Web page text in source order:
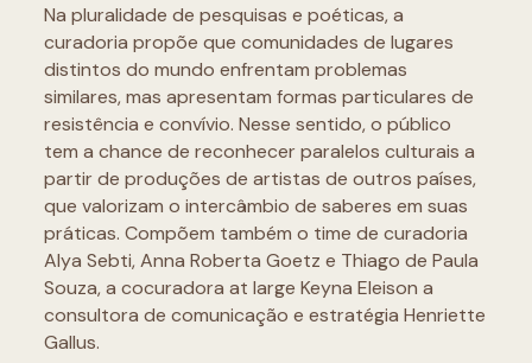
Na pluralidade de pesquisas e poéticas, a
curadoria propõe que comunidades de lugares
distintos do mundo enfrentam problemas
similares, mas apresentam formas particulares de
resistência e convívio. Nesse sentido, o público
tem a chance de reconhecer paralelos culturais a
partir de produções de artistas de outros países,
que valorizam o intercâmbio de saberes em suas
práticas. Compõem também o time de curadoria
Alya Sebti, Anna Roberta Goetz e Thiago de Paula
Souza, a cocuradora at large Keyna Eleison a
consultora de comunicação e estratégia Henriette
Gallus.